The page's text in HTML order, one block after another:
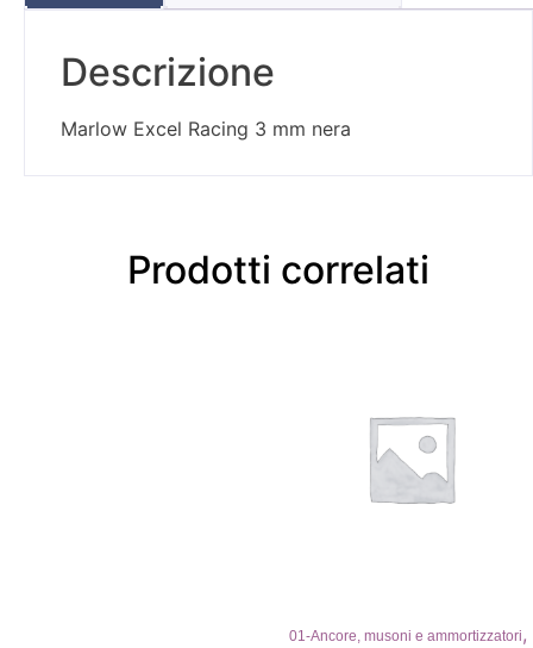
Descrizione
Marlow Excel Racing 3 mm nera
Prodotti correlati
01-Ancore, musoni e ammortizzatori,